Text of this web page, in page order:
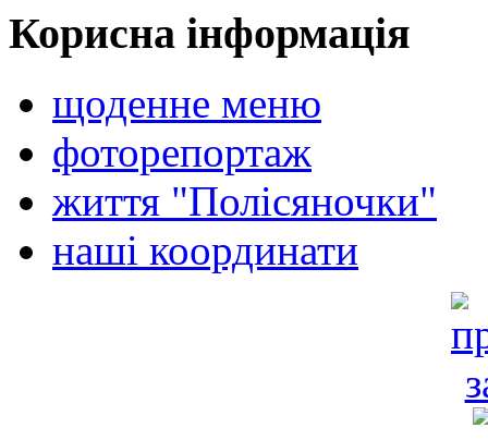
Корисна інформація
щоденне меню
фоторепортаж
життя "Полісяночки"
наші координати